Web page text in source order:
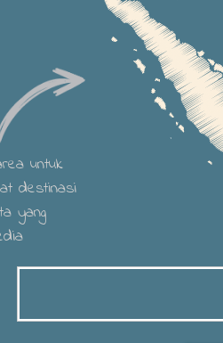
untuk
destinasi
yang